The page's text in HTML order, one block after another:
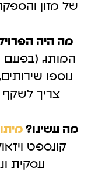
של מזון
מה היה
נוספו
צריך לשקף
מה עשינו?
קונספט
עסקית